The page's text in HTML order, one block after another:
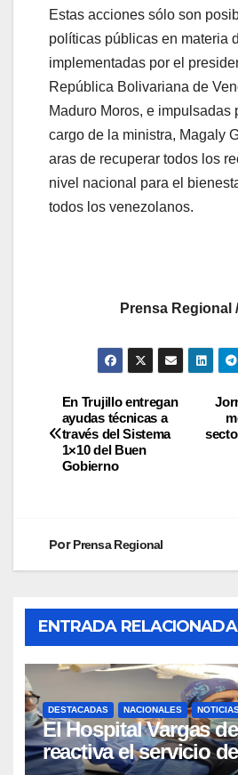
Estas acciones sólo son
políticas públicas en materia
implementadas por el
República Bolivariana de
Maduro Moros, e impulsadas
cargo de la ministra, Magaly
aras de recuperar todos los
nivel nacional para el
todos los venezolanos.
Prensa Regional
En Trujillo entregan
ayudas técnicas a
través del Sistema
1×10 del Buen
Gobierno
PorPrensa Regional
ENTRADA RELACIONADA
DESTACADAS NACIONALES
El Hospital Vargas
reactiva el servicio de